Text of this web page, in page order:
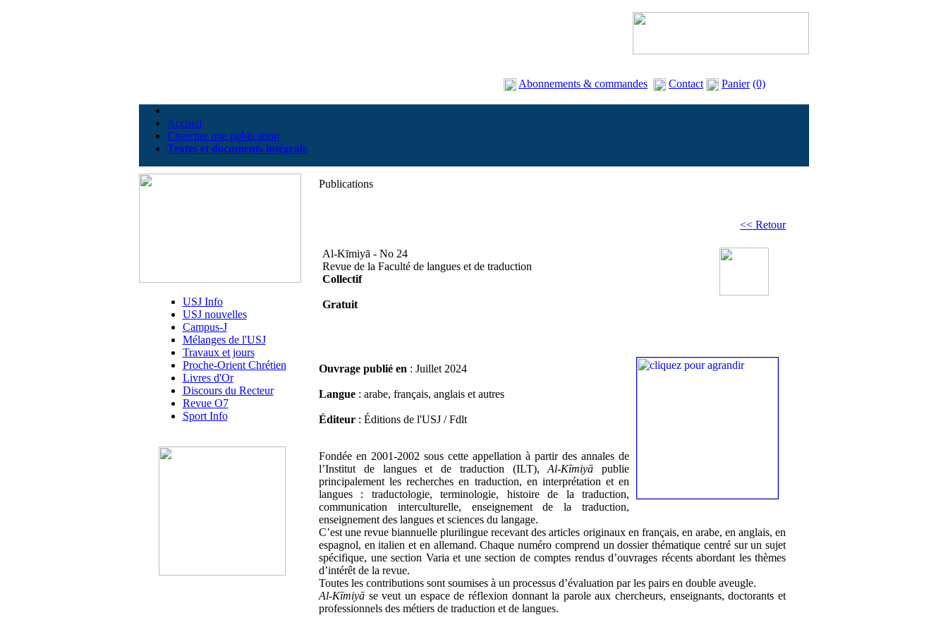
Abonnements & commandes Contact Panier (0)
Accueil
Chercher une publication
Textes et documents intégrals
USJ Info
USJ nouvelles
Campus-J
Mélanges de l'USJ
Travaux et jours
Proche-Orient Chrétien
Livres d'Or
Discours du Recteur
Revue O7
Sport Info
Publications
<< Retour
Al-Kīmiyā - No 24
Revue de la Faculté de langues et de traduction
Collectif
Gratuit
Ouvrage publié en : Juillet 2024
Langue : arabe, français, anglais et autres
Éditeur : Éditions de l'USJ / Fdlt
Fondée en 2001-2002 sous cette appellation à partir des annales de
l’Institut de langues et de traduction (ILT),Al-Kīmiyā publie
principalement les recherches en traduction, en interprétation et en
langues : traductologie, terminologie, histoire de la traduction,
communication interculturelle, enseignement de la traduction,
enseignement des langues et sciences du langage.
C’est une revue biannuelle plurilingue recevant des articles originaux en français, en arabe, en anglais, en
espagnol, en italien et en allemand. Chaque numéro comprend un dossier thématique centré sur un sujet
spécifique, une section Varia et une section de comptes rendus d’ouvrages récents abordant les thèmes
d’intérêt de la revue.
Toutes les contributions sont soumises à un processus d’évaluation par les pairs en double aveugle.
Al-Kīmiyā se veut un espace de réflexion donnant la parole aux chercheurs, enseignants, doctorants et
professionnels des métiers de traduction et de langues.